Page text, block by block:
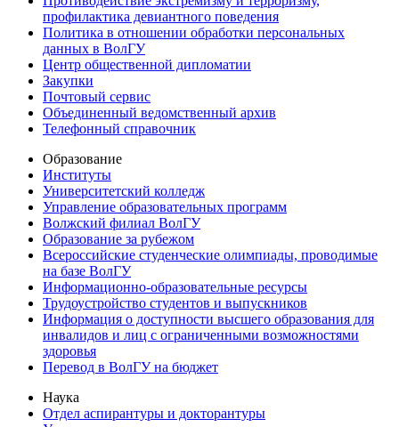
профилактика девиантного поведения
Политика в отношении обработки персональных
данных в ВолГУ
Центр общественной дипломатии
Закупки
Почтовый сервис
Объединенный ведомственный архив
Телефонный справочник
Образование
Институты
Университетский колледж
Управление образовательных программ
Волжский филиал ВолГУ
Образование за рубежом
Всероссийские студенческие олимпиады, проводимые
на базе ВолГУ
Информационно-образовательные ресурсы
Трудоустройство студентов и выпускников
Информация о доступности высшего образования для
инвалидов и лиц с ограниченными возможностями
здоровья
Перевод в ВолГУ на бюджет
Наука
Отдел аспирантуры и докторантуры